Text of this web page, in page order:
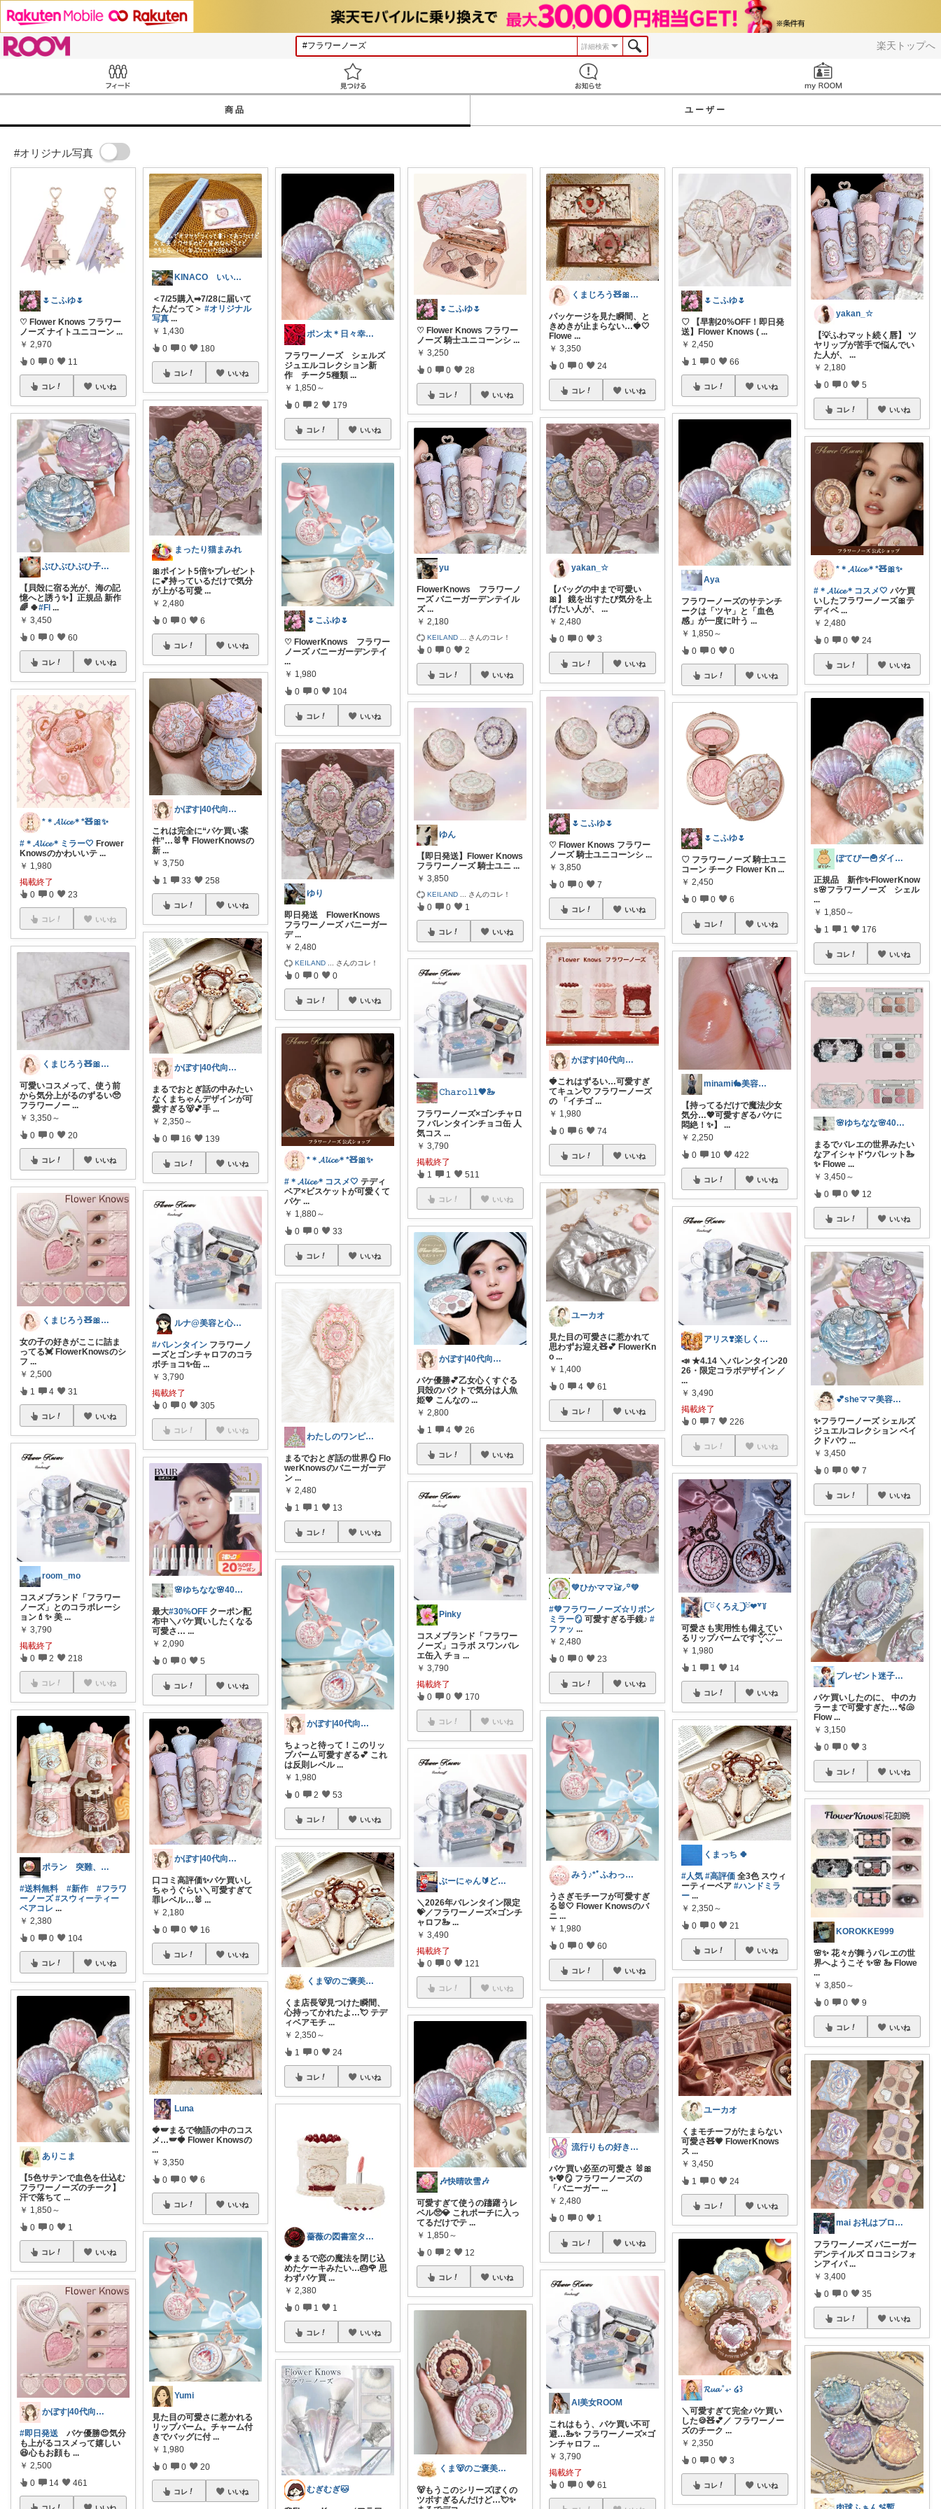
楽天トップへ
詳細検索
商品 ユーザー
#オリジナル写真
🌷こふゆ🌷
♡ Flower Knows フラワー
ノーズ ナイトユニコーン ...
￥ 2,970
0 0 11
コレ いいね
ぶひぶひぶひ子・暑いの苦手・・・辛い
【貝殻に宿る光が、海の記
憶へと誘う✨】正規品 新作
🌈 🍀#Fl ...
￥ 3,450
0 0 60
コレ いいね
*＊𝓐𝓵𝓲𝓬𝓮＊*🧸🎀✨
#＊𝓐𝓵𝓲𝓬𝓮＊ミラー🤍 Frower
Knowsのかわいいテ ...
￥ 1,980
掲載終了
0 0 23
コレ いいね
くまじろう🧸🎀脂性肌の快適美容
可愛いコスメって、使う前
から気分上がるのずるい🥺
フラワーノー ...
￥ 3,350～
0 0 20
コレ いいね
くまじろう🧸🎀脂性肌の快適美容
女の子の好きがここに詰ま
ってる💓 FlowerKnowsのシ
フ ...
￥ 2,500
1 4 31
コレ いいね
room_mo
コスメブランド「フラワー
ノーズ」とのコラボレーシ
ョン💄✨️ 美 ...
￥ 3,790
掲載終了
0 2 218
コレ いいね
ポラン 突難、メニエール病で療養中
#送料無料 #新作
#フラワ
ーノーズ #スウィーティー
ベアコレ ...
￥ 2,380
0 0 104
コレ いいね
ありこま
【5色サテンで血色を仕込む
フラワーノーズのチーク】
汗で落ちて ...
￥ 1,850～
0 0 1
コレ いいね
かぼす|40代向け美容コスメ、スキンケア
#即日発送 パケ優勝😍気分
も上がるコスメって嬉しい
😆心もお顔も ...
￥ 2,500
0 14 461
KINACO いいだけ出遅れた🙏🐢
＜7/25購入➡7/28に届いて
たんだって＞#オリジナル
写真 ...
￥ 1,430
0 0 180
コレ いいね
まったり猫まみれ
🎀ポイント5倍✨プレゼント
に💕持っているだけで気分
が上がる可愛 ...
￥ 2,480
0 0 6
コレ いいね
かぼす|40代向け美容コスメ、スキンケア
これは完全に“パケ買い案
件”…🐰💐 FlowerKnowsの
新 ...
￥ 3,750
1 33 258
コレ いいね
かぼす|40代向け美容コスメ、スキンケア
まるでおとぎ話の中みたい
なくまちゃんデザインが可
愛すぎる🐻💕手 ...
￥ 2,350～
0 16 139
コレ いいね
ルナ@美容と心地良い暮らし
#バレンタイン フラワーノ
ーズとゴンチャロフのコラ
ボチョコ✨缶 ...
￥ 3,790
掲載終了
0 0 305
コレ いいね
🌸ゆちなな🌸40代コスパ美容🌸
最大#30%OFF クーポン配
布中＼パケ買いしたくなる
可愛さ… ...
￥ 2,090
0 0 5
コレ いいね
かぼす|40代向け美容コスメ、スキンケア
口コミ高評価✨️パケ買いし
ちゃうぐらい＼可愛すぎて
罪レベル…🐰 ...
￥ 2,180
0 0 16
コレ いいね
Luna
🍓🪽まるで物語の中のコス
メ…🪽🍓 Flower Knowsの
...
￥ 3,350
0 0 6
コレ いいね
Yumi
見た目の可愛さに惹かれる
リップバーム。チャーム付
きでバッグに付 ...
￥ 1,980
0 0 20
コレ いいね
ポン太＊日々幸せ＊お買物感謝♡
フラワーノーズ シェルズ
ジュエルコレクション新
作 チーク5種類 ...
￥ 1,850～
0 2 179
コレ いいね
🌷こふゆ🌷
♡ FlowerKnows フラワー
ノーズ バニーガーデンテイ
...
￥ 1,980
0 0 104
コレ いいね
ゆり
即日発送 FlowerKnows
フラワーノーズ バニーガー
デ ...
￥ 2,480
KEILAND さんのコレ！
0 0 0
コレ いいね
*＊𝓐𝓵𝓲𝓬𝓮＊*🧸🎀✨
#＊𝓐𝓵𝓲𝓬𝓮＊コスメ🤍 テディ
ベア×ビスケットが可愛くて
パケ ...
￥ 1,880～
0 0 33
コレ いいね
わたしのワンピース👚
まるでおとぎ話の世界🪞 Flo
werKnowsのバニーガーデ
ン ...
￥ 2,480
1 1 13
コレ いいね
かぼす|40代向け美容コスメ、スキンケア
ちょっと待って！このリッ
プバーム可愛すぎる💕 これ
は反則レベル ...
￥ 1,980
0 2 53
コレ いいね
くま🐻のご褒美ROOM🍯
くま店長🐻見つけた瞬間、
心持ってかれたよ…💘 テデ
ィベアモチ ...
￥ 2,350～
1 0 24
コレ いいね
薔薇の図書室タロット
🍓まるで恋の魔法を閉じ込
めたケーキみたい…🎂🌹 思
わずパケ買 ...
￥ 2,380
0 1 1
コレ いいね
むぎむぎ🐱
🌷こふゆ🌷
♡ Flower Knows フラワー
ノーズ 騎士ユニコーンシ ...
￥ 3,250
0 0 28
コレ いいね
yu
FlowerKnows フラワーノ
ーズ バニーガーデンテイル
ズ ...
￥ 2,180
KEILAND さんのコレ！
0 0 2
コレ いいね
ゆん
【即日発送】Flower Knows
フラワーノーズ 騎士ユニ ...
￥ 3,850
KEILAND さんのコレ！
0 0 1
コレ いいね
𝙲𝚑𝚊𝚛𝚘𝚕𝚕🖤🦢
フラワーノーズ×ゴンチャロ
フ バレンタインチョコ缶 人
気コス ...
￥ 3,790
掲載終了
1 1 511
コレ いいね
かぼす|40代向け美容コスメ、スキンケア
パケ優勝💕乙女心くすぐる
貝殻のパクトで気分は人魚
姫💖 こんなの ...
￥ 2,800
1 4 26
コレ いいね
Pinky
コスメブランド「フラワー
ノーズ」コラボ スワンバレ
エ缶入 チョ ...
￥ 3,790
掲載終了
0 0 170
コレ いいね
ぶーにゃん🔰どうしたら売れるかな😭
＼2026年バレンタイン限定
💝／フラワーノーズ×ゴンチ
ャロフ🦢 ...
￥ 3,490
掲載終了
0 0 121
コレ いいね
🎶快晴吹雪🎶
可愛すぎて使うの躊躇うレ
ベル🥺💎 これポーチに入っ
てるだけでテ ...
￥ 1,850～
0 2 12
コレ いいね
くま🐻のご褒美ROOM🍯
🐻もうこのシリーズぼくの
ツボすぎるんだけど…💘✨
くまじろう🧸🎀脂性肌の快適美容
パッケージを見た瞬間、と
きめきが止まらない…🍓🤍
Flowe ...
￥ 3,350
0 0 24
コレ いいね
yakan_☆
【バッグの中まで可愛い
🎀】 鏡を出すたび気分を上
げたい人が、
...
￥ 2,480
0 0 3
コレ いいね
🌷こふゆ🌷
♡ Flower Knows フラワー
ノーズ 騎士ユニコーンシ ...
￥ 3,850
0 0 7
コレ いいね
かぼす|40代向け美容コスメ、スキンケア
🍓これはずるい…可愛すぎ
てキュン💘 フラワーノーズ
の 「イチゴ ...
￥ 1,980
0 6 74
コレ いいね
ユーカオ
見た目の可愛さに惹かれて
思わずお迎え🧸💕 FlowerKn
o ...
￥ 1,400
0 4 61
コレ いいね
💚ひかママ𓃠⸝꙳💚
#💚フラワーノーズ☆リボン
ミラー🪞 可愛すぎる手鏡♪#
ファッ ...
￥ 2,480
0 0 23
コレ いいね
みう♪*ﾟふわっと甘い彩りを𓂃𓈒𓏸
うさぎモチーフが可愛すぎ
る🐰🤍 Flower Knowsのバ
ニ ...
￥ 1,980
0 0 60
コレ いいね
流行りもの好き♥平成一桁ママ
パケ買い必至の可愛さ 🐰🎀
✨💖🪞 フラワーノーズの
「バニーガー ...
￥ 2,480
0 0 1
コレ いいね
AI美女ROOM
これはもう、パケ買い不可
避…🦢✨ フラワーノーズ×ゴ
ンチャロフ ...
￥ 3,790
掲載終了
0 0 61
🌷こふゆ🌷
♡ 【早割20%OFF！即日発
送】Flower Knows ( ...
￥ 2,450
1 0 66
コレ いいね
Aya
フラワーノーズのサテンチ
ークは「ツヤ」と「血色
感」が一度に叶う ...
￥ 1,850～
0 0 0
コレ いいね
🌷こふゆ🌷
♡ フラワーノーズ 騎士ユニ
コーン チーク Flower Kn ...
￥ 2,450
0 0 6
コレ いいね
minami🐇美容マニア
【持ってるだけで魔法少女
気分…💖可愛すぎるパケに
悶絶！✨】...
￥ 2,250
0 10 422
コレ いいね
アリス❣️楽しく買い物したい😆
📣 ★4.14 ＼バレンタイン20
26・限定コラボデザイン ／
...
￥ 3,490
掲載終了
0 7 226
コレ いいね
𓊆ྀིくろえ𓊇ྀི❤︎‬꒷꒦‪‪
可愛さも実用性も備えてい
るリップバームです⸌̟͂̋⸍̑⸜̑⸝͂ ...
￥ 1,980
1 1 14
コレ いいね
くまっち 🍀
#人気 #高評価 全3色 スウィ
ーティーベア#ハンドミラ
ー ...
￥ 2,350～
0 0 21
コレ いいね
ユーカオ
くまモチーフがたまらない
可愛さ🧸💗 FlowerKnows
ス ...
￥ 3,450
1 0 24
コレ いいね
𝓡𝓾𝓪 ˚₊· ໒꒱
＼可愛すぎて完全パケ買い
した🍪🧸💕／ フラワーノー
ズのチーク ...
￥ 2,350
0 0 3
コレ いいね
yakan_☆
【💡ふわマット続く唇】 ツ
ヤリップが苦手で悩んでい
た人が、...
￥ 2,180
0 0 5
コレ いいね
*＊𝓐𝓵𝓲𝓬𝓮＊*🧸🎀✨
#＊𝓐𝓵𝓲𝓬𝓮＊コスメ🤍 パケ買
いしたフラワーノーズ🎀テ
ディベ ...
￥ 2,480
0 0 24
コレ いいね
ぽてぴー🍟ダイエット
正規品 新作✨️FlowerKnow
s🌸フラワーノーズ シェル
...
￥ 1,850～
1 1 176
コレ いいね
🌸ゆちなな🌸40代コスパ美容🌸
まるでバレエの世界みたい
なアイシャドウパレット🦢
✨ Flowe ...
￥ 3,450～
0 0 12
コレ いいね
💕sheママ美容系💕
✨️フラワーノーズ シェルズ
ジュエルコレクション ベイ
クドパウ ...
￥ 3,450
0 0 7
コレ いいね
プレゼント迷子救済隊＠太郎
パケ買いしたのに、 中のカ
ラーまで可愛すぎた…🫧🐚
Flow ...
￥ 3,150
0 0 3
コレ いいね
KOROKKE999
🌸✨ 花々が舞うバレエの世
界へようこそ ✨🌸 🦢 Flowe
...
￥ 3,850～
0 0 9
コレ いいね
mai お礼はプロフに𓅯𖤣𖥧✳︎
フラワーノーズ バニーガー
デンテイルズ ロココシフォ
ンアイパ ...
￥ 3,400
0 0 35
コレ いいね